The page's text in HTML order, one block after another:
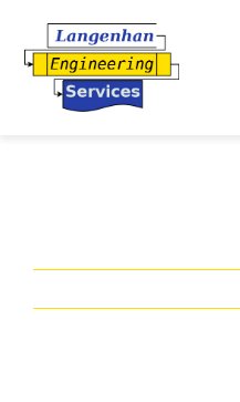
Inhalt
springen